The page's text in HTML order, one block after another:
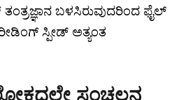
ಬಳಸಿರುವುದರಿಂದ ಫೈಲ್
ಸ್ಪೀಡ್ ಅತ್ಯಂತ
ಸಂಚಲನ